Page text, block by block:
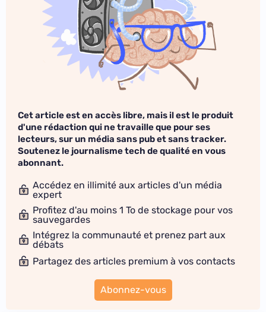
Cet article est en accès libre, mais il est le produit
d'une rédaction qui ne travaille que pour ses
lecteurs, sur un média sans pub et sans tracker.
Soutenez le journalisme tech de qualité en vous
abonnant.
Accédez en illimité aux articles d'un média
expert
Profitez d'au moins 1 To de stockage pour vos
sauvegardes
Intégrez la communauté et prenez part aux
débats
Partagez des articles premium à vos contacts
Abonnez-vous